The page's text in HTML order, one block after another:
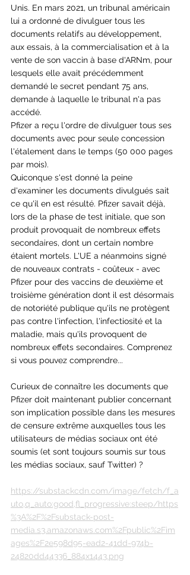
Unis. En mars 2021, un tribunal américain
lui a ordonné de divulguer tous les
documents relatifs au développement,
aux essais, à la commercialisation et à la
vente de son vaccin à base d'ARNm, pour
lesquels elle avait précédemment
demandé le secret pendant 75 ans,
demande à laquelle le tribunal n'a pas
accédé.
Pfizer a reçu l'ordre de divulguer tous ses
documents avec pour seule concession
l'étalement dans le temps (50 000 pages
par mois).
Quiconque s'est donné la peine
d'examiner les documents divulgués sait
ce qu'il en est résulté. Pfizer savait déjà,
lors de la phase de test initiale, que son
produit provoquait de nombreux effets
secondaires, dont un certain nombre
étaient mortels. L'UE a néanmoins signé
de nouveaux contrats - coûteux - avec
Pfizer pour des vaccins de deuxième et
troisième génération dont il est désormais
de notoriété publique qu'ils ne protègent
pas contre l'infection, l'infectiosité et la
maladie, mais qu'ils provoquent de
nombreux effets secondaires. Comprenez
si vous pouvez comprendre...
Curieux de connaître les documents que
Pfizer doit maintenant publier concernant
son implication possible dans les mesures
de censure extrême auxquelles tous les
utilisateurs de médias sociaux ont été
soumis (et sont toujours soumis sur tous
les médias sociaux, sauf Twitter) ?
https://substackcdn.com/image/fetch/f_a
uto,q_auto:good,fl_progressive:steep/https
%3A%2F%2Fsubstack-post-
media.s3.amazonaws.com%2Fpublic%2Fim
ages%2F2e598d95-ead2-41dd-974b-
24820dd44336_884x1443.png